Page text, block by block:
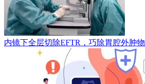
内镜下全层切除EFTR，巧除胃腔外肿物